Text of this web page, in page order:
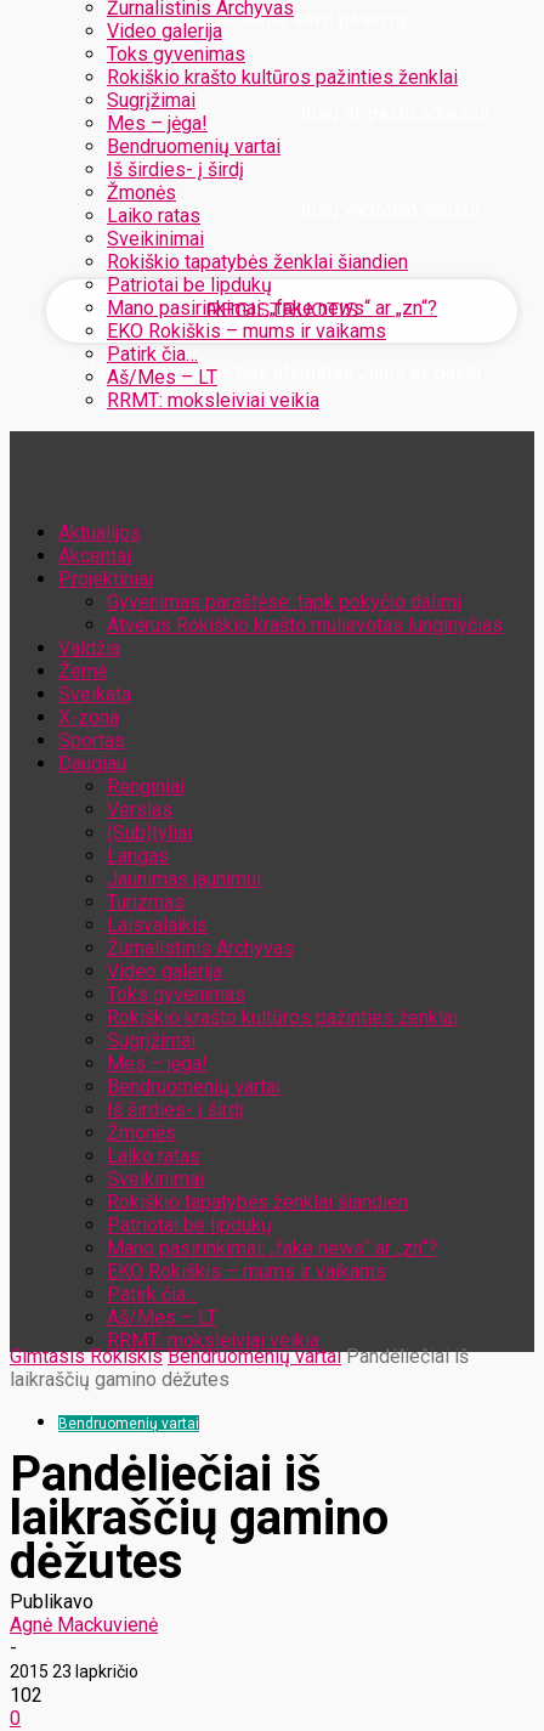
Žurnalistinis Archyvas
Video galerija
Toks gyvenimas
Rokiškio krašto kultūros pažinties ženklai
Sugrįžimai
Mes – jėga!
Bendruomenių vartai
Iš širdies- į širdį
Žmonės
Laiko ratas
Sveikinimai
Rokiškio tapatybės ženklai šiandien
Patriotai be lipdukų
Mano pasirinkimai: „fake news“ ar „zn“?
EKO Rokiškis – mums ir vaikams
Patirk čia…
Aš/Mes – LT
RRMT: moksleiviai veikia
Užregistruokite savo paskyrą
Jūsų slaptažodis bus atsiųstas Jums el. paštu
Aktualijos
Akcentai
Projektiniai
Gyvenimas paraštėse: tapk pokyčio dalimi
Atvėrus Rokiškio krašto muliavotas lunginyčias
Valdžia
Žemė
Sveikata
X-zona
Sportas
Daugiau
Renginiai
Verslas
(Sub)tyliai
Langas
Jaunimas jaunimui
Turizmas
Laisvalaikis
Žurnalistinis Archyvas
Video galerija
Toks gyvenimas
Rokiškio krašto kultūros pažinties ženklai
Sugrįžimai
Mes – jėga!
Bendruomenių vartai
Iš širdies- į širdį
Žmonės
Laiko ratas
Sveikinimai
Rokiškio tapatybės ženklai šiandien
Patriotai be lipdukų
Mano pasirinkimai: „fake news“ ar „zn“?
EKO Rokiškis – mums ir vaikams
Patirk čia…
Aš/Mes – LT
RRMT: moksleiviai veikia
Gimtasis Rokiškis Bendruomenių vartai Pandėliečiai iš
laikraščių gamino dėžutes
Bendruomenių vartai
Pandėliečiai iš
laikraščių gamino
dėžutes
Publikavo
Agnė Mackuvienė
-
2015 23 lapkričio
102
0